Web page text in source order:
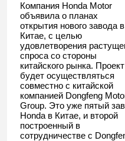
Компания Honda Motor
объявила о планах
открытия нового завода в
Китае, с целью
удовлетворения
спроса со стороны
китайского рынка. Проект
будет осуществляться
совместно с китайской
компанией Dongfeng
Group. Это уже пятый
Honda в Китае, и второй
построенный в
сотрудничестве с